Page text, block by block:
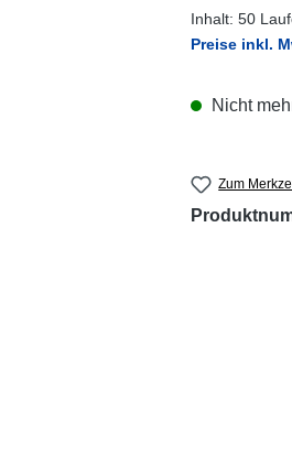
Inhalt: 50
Preise inkl.
Nicht
Zum